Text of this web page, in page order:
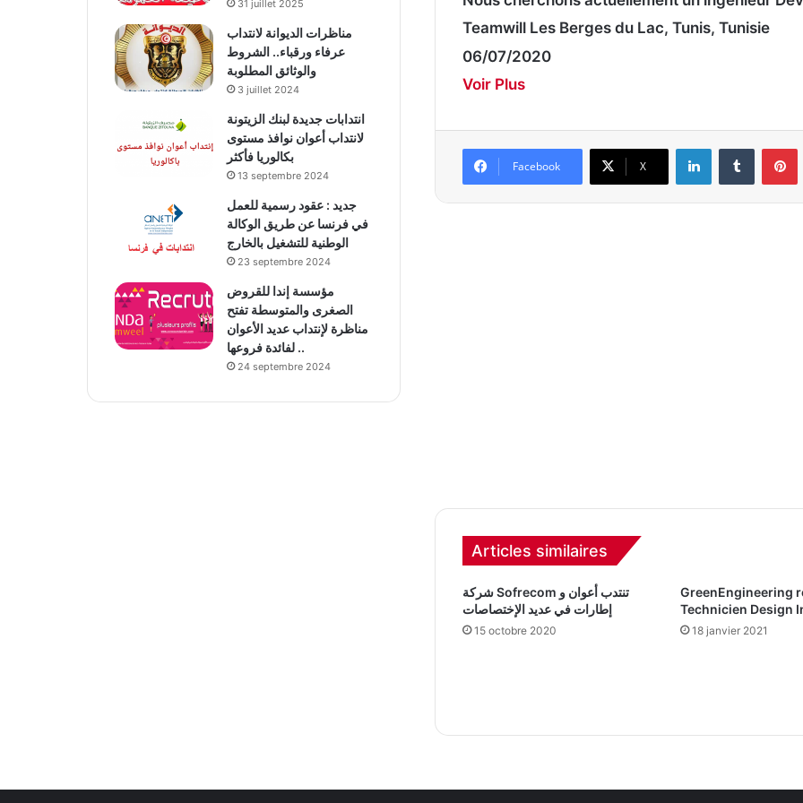
Teamwill Les Berges du Lac, Tunis, Tunisie
06/07/2020
Voir Plus
Facebook X
LinkedinTumblr
Articles similaires
شركة Sofrecom تنتدب أعوان و
إطارات في عديد الإختصاصات
15 octobre 2020
GreenEngineering
Technicien Design
18 janvier 2021
31 juillet 2025
مناظرات الديوانة لانتداب
عرفاء ورقباء.. الشروط
والوثائق المطلوبة
3 juillet 2024
انتدابات جديدة لبنك الزيتونة
لانتداب أعوان نوافذ مستوى
بكالوريا فأكثر
13 septembre 2024
جديد : عقود رسمية للعمل
في فرنسا عن طريق الوكالة
الوطنية للتشغيل بالخارج
23 septembre 2024
مؤسسة إندا للقروض
الصغرى والمتوسطة تفتح
مناظرة لإنتداب عديد الأعوان
لفائدة فروعها ..
24 septembre 2024